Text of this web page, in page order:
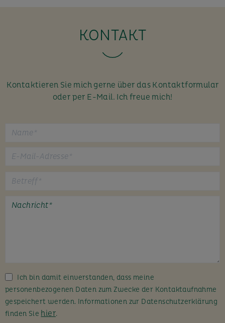
KONTAKT
Kontaktieren Sie mich gerne über das Kontaktformular
oder per E-Mail. Ich freue mich!
e
d
i
e
Ich bin damit einverstanden, dass meine
personenbezogenen Daten zum Zwecke der Kontaktaufnahme
gespeichert werden. Informationen zur Datenschutzerklärung
finden Sie hier.